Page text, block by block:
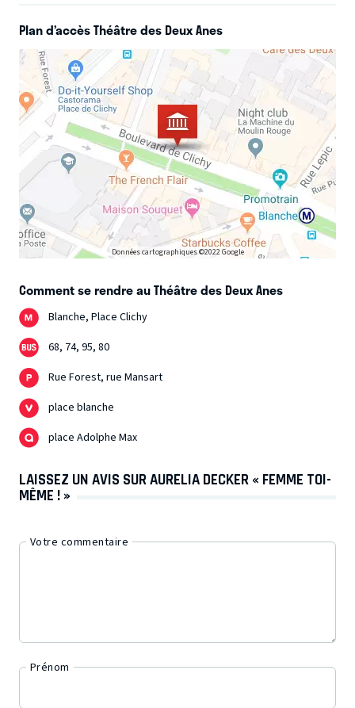
Plan d’accès Théâtre des Deux Anes
Données cartographiques ©2022 Google
Comment se rendre au Théâtre des Deux Anes
Blanche, Place Clichy
68, 74, 95, 80
Rue Forest, rue Mansart
place blanche
place Adolphe Max
LAISSEZ UN AVIS SUR AURELIA DECKER « FEMME TOI-
MÊME ! »
Votre commentaire
Prénom